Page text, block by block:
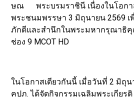
ษณ พระบรมราชินี เนื่องในโอกา
พระชนมพรรษา 3 มิถุนายน 2569 เ
ภักดีและสำนึกในพระมหากรุณาธิ
ช่อง 9 MCOT HD
ในโอกาสเดียวกันนี้ เมื่อวันที่ 2 มิถุ
คปภ. ได้จัดกิจกรรมเฉลิมพระเกียร